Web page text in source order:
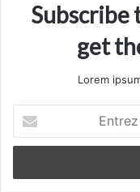
Subscribe
get
Lorem
votre
adresse